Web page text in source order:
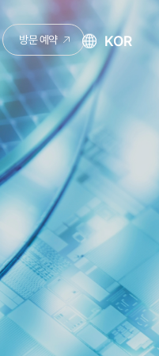
방문 예약 KOR